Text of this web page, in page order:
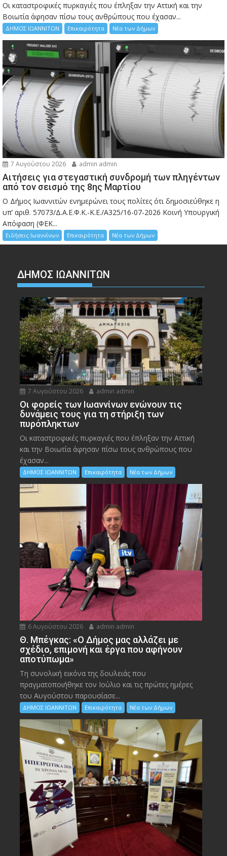
Οι καταστροφικές πυρκαγιές που έπληξαν την Αττική και την
Bοιωτία άφησαν πίσω τους ανθρώπους που έχασαν...
ΔΗΜΟΣ ΙΩΑΝΝΙΤΩΝ Επικαιρότητα Νέα των Δήμων
7 Αυγούστου 2026 admin admin
Αιτήσεις για στεγαστική συνδρομή των πληγέντων
από τον σεισμό της 8ης Μαρτίου
Ο Δήμος Ιωαννιτών ενημερώνει τους πολίτες ότι δημοσιεύθηκε η
υπ’ αριθ. 57073/Δ.Α.Ε.Φ.Κ.-Κ.Ε./Α325/16-07-2026 Κοινή Υπουργική
Απόφαση (ΦΕΚ...
Ειδήσεις Ιωαννίνων Επικαιρότητα Νέα των Δήμων
ΔΗΜΟΣ ΙΩΑΝΝΙΤΩΝ
7 Αυγούστου 2026 admin admin
Οι φορείς των Ιωαννίνων ενώνουν τις
δυνάμεις τους για τη στήριξη των
πυρόπληκτων
Οι καταστροφικές πυρκαγιές που έπληξαν την Αττική
και την Bοιωτία άφησαν πίσω τους ανθρώπους που
έχασαν...
ΔΗΜΟΣ ΙΩΑΝΝΙΤΩΝ Επικαιρότητα Νέα των Δήμων
6 Αυγούστου 2026 admin admin
Θ. Μπέγκας: «Ο Δήμος μας αλλάζει με
σχέδιο, επιμονή και έργα που αφήνουν
αποτύπωμα»
Τη συνολική εικόνα της δουλειάς που
πραγματοποιήθηκε τον Ιούλιο και τις πρώτες ημέρες
του Αυγούστου παρουσίασε...
ΔΗΜΟΣ ΙΩΑΝΝΙΤΩΝ Επικαιρότητα Νέα των Δήμων